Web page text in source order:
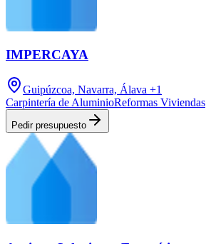
IMPERCAYA
Guipúzcoa, Navarra, Álava +1
Carpintería de AluminioReformas Viviendas
Pedir presupuesto